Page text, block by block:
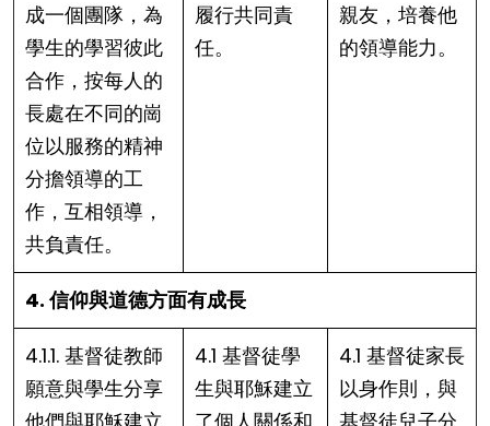
成一個團隊，為
學生的學習彼此
合作，按每人的
長處在不同的崗
位以服務的精神
分擔領導的工
作，互相領導，
共負責任。
履行共同責
任。
親友，培養他
的領導能力。
4. 信仰與道德方面有成長
4.1.1. 基督徒教師
願意與學生分享
4.1 基督徒學
生與耶穌建立
4.1 基督徒家長
以身作則，與